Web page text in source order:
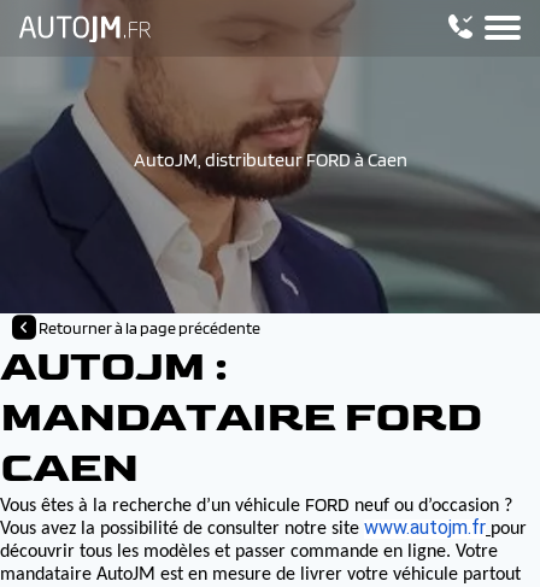
AutoJM, distributeur FORD à Caen
Retourner à la page précédente
AUTOJM :
MANDATAIRE FORD
CAEN
Vous êtes à la recherche d’un véhicule FORD neuf ou d’occasion ?
Vous avez la possibilité de consulter notre site www.autojm.fr pour
découvrir tous les modèles et passer commande en ligne. Votre
mandataire AutoJM est en mesure de livrer votre véhicule partout